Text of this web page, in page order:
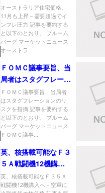
要超過でインフレ圧力
オーストラリア住宅価格、
11月も上昇－需要超過でイ
ンフレ圧力 記事を要約する
と以下のとおり。 ブルーム
バーグ マーケットニュース
オーストラ...
ＦＯＭＣ議事要旨、当
局者はスタグフレーシ
ョンのリスクを指摘
ＦＯＭＣ議事要旨、当局者
はスタグフレーションのリ
スクを指摘 記事を要約する
と以下のとおり。 ブルーム
バーグ マーケットニュース
ＦＯＭＣ議事...
英、核搭載可能なＦ３
５Ａ戦闘機12機購入
へ－空軍に冷戦後初の
核任務
英、核搭載可能なＦ３５Ａ
戦闘機12機購入へ－空軍に